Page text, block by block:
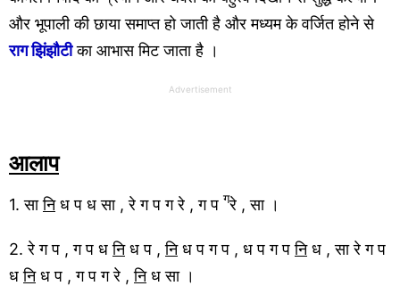
और भूपाली की छाया समाप्त हो जाती है और मध्यम के वर्जित होने से
राग झिंझौटीका आभास मिट जाता है ।
Advertisement
आलाप
1. सानिध प ध सा , रे ग प ग रे , ग प गरे , सा ।
2. रे ग प , ग प धनिध प ,निध प ग प , ध प ग पनिध , सा रे ग प
धनिध प , ग प ग रे ,निध सा ।